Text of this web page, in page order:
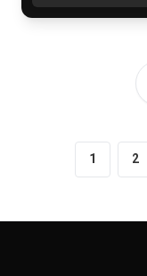
1 2